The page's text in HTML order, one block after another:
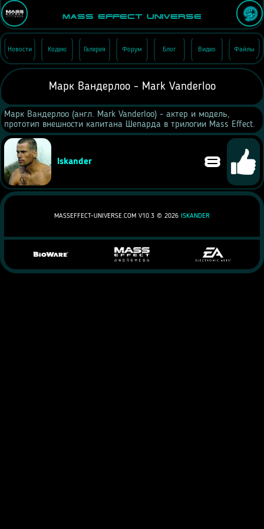
Mass Effect Universe
Новости Кодекс Галерея Форум Блог Видео Файлы
Марк Вандерлоо - Mark Vanderloo
Марк Вандерлоо (англ. Mark Vanderloo) - актер и модель,
прототип внешности капитана Шепарда в трилогии Mass Effect.
Iskander 8
MASSEFFECT-UNIVERSE.COM V10.3 © 2026 ISKANDER